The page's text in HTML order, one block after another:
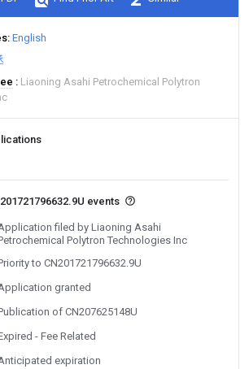
English
Liaoning Asahi Petrochemical Polytron
events
filed by Liaoning Asahi
Polytron Technologies Inc
to CN201721796632.9U
granted
of CN207625148U
- Fee Related
expiration